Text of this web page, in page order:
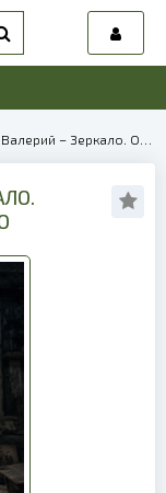
– Зеркало. Отражение прошлого | 40039